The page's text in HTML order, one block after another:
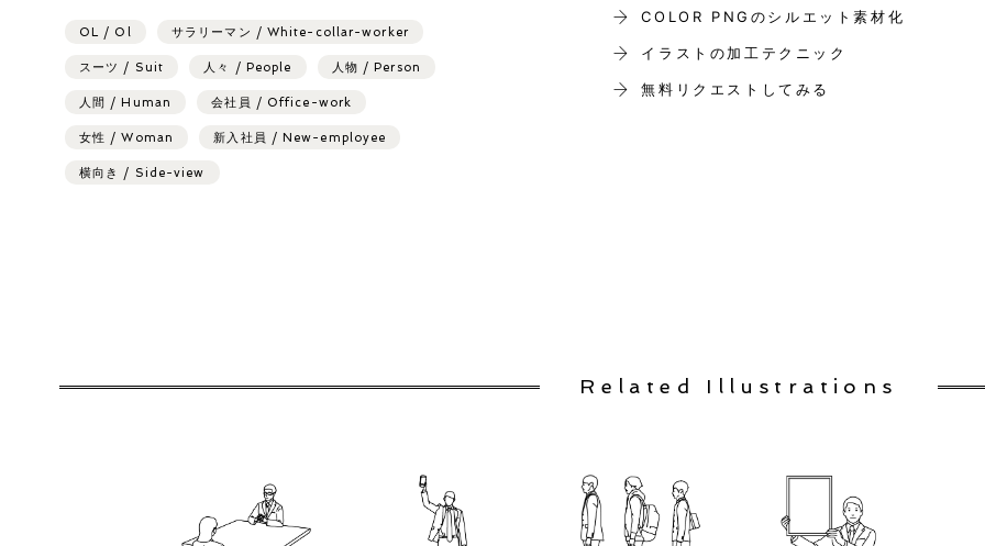
OL / Ol サラリーマン / White-collar-worker
スーツ / Suit 人々 / People 人物 / Person
人間 / Human 会社員 / Office-work
女性 / Woman 新入社員 / New-employee
横向き / Side-view
COLOR PNGのシルエット素材化
イラストの加工テクニック
無料リクエストしてみる
Related Illustrations